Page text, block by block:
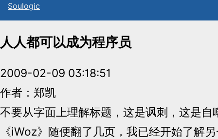
Soulogic
人人都可以成为程序员
2009-02-09 03:18:51
作者：郑凯
不要从字面上理解标题，这是讽刺，这是自
《iWoz》随便翻了几页，我已经开始了解